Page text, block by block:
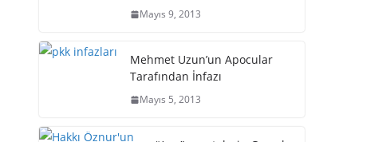
Mayıs 9, 2013
Mehmet Uzun’un Apocular
Tarafından İnfazı
Mayıs 5, 2013